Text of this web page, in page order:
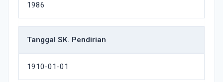
1986
Tanggal SK. Pendirian
1910-01-01